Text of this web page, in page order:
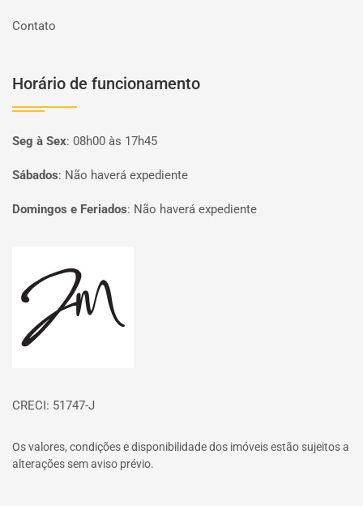
Contato
Horário de funcionamento
Seg à Sex: 08h00 às 17h45
Sábados: Não haverá expediente
Domingos e Feriados: Não haverá expediente
CRECI: 51747-J
Os valores, condições e disponibilidade dos imóveis estão sujeitos a
alterações sem aviso prévio.